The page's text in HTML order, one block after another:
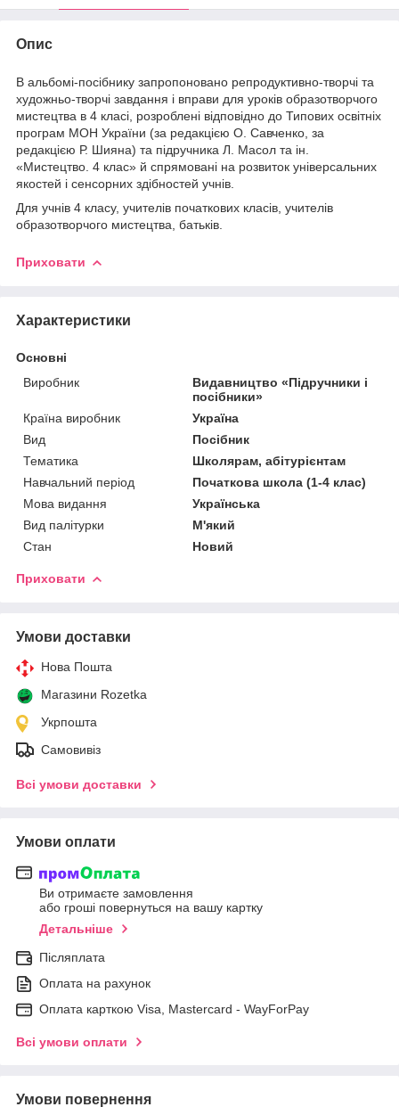
Опис
В альбомі-посібнику запропоновано репродуктивно-творчі та
художньо-творчі завдання і вправи для уроків образотворчого
мистецтва в 4 класі, розроблені відповідно до Типових освітніх
програм МОН України (за редакцією О. Савченко, за
редакцією Р. Шияна) та підручника Л. Масол та ін.
«Мистецтво. 4 клас» й спрямовані на розвиток універсальних
якостей і сенсорних здібностей учнів.
Для учнів 4 класу, учителів початкових класів, учителів
образотворчого мистецтва, батьків.
Приховати
Характеристики
Основні
Виробник
Видавництво «Підручники і
посібники»
Країна виробник
Україна
Вид
Посібник
Тематика
Школярам, абітурієнтам
Навчальний період
Початкова школа (1-4 клас)
Мова видання
Українська
Вид палітурки
М'який
Стан
Новий
Приховати
Умови доставки
Нова Пошта
Магазини Rozetka
Укрпошта
Самовивіз
Всі умови доставки
Умови оплати
Ви отримаєте замовлення
або гроші повернуться на вашу картку
Детальніше
Післяплата
Оплата на рахунок
Оплата карткою Visa, Mastercard - WayForPay
Всі умови оплати
Умови повернення